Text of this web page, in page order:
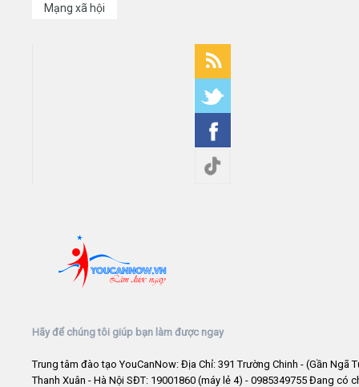
Mạng xã hội
Hãy để chúng tôi giúp bạn làm được ngay
Trung tâm đào tạo YouCanNow: Địa Chỉ: 391 Trường Chinh - (Gần Ngã
Thanh Xuân - Hà Nội SĐT: 19001860 (máy lẻ 4) - 0985349755 Đang có